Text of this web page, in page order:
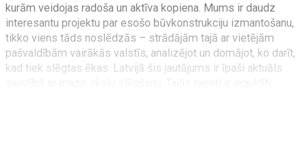
kurām veidojas radoša un aktīva kopiena. Mums ir daudz
interesantu projektu par esošo būvkonstrukciju izmantošanu,
tikko viens tāds noslēdzās – strādājām tajā ar vietējām
pašvaldībām vairākās valstīs, analizējot un domājot, ko darīt,
kad tiek slēgtas ēkas. Latvijā šis jautājums ir īpaši aktuāls